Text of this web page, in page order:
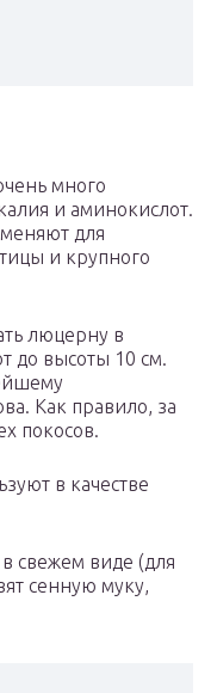
много
и аминокислот.
для
и крупного
люцерну в
до высоты 10 см.
Как правило, за
покосов.
в качестве
свежем виде (для
сенную муку,